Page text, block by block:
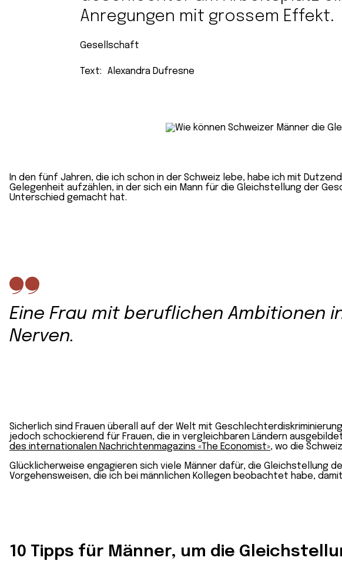
Anregungen mit grossem Effekt.
Gesellschaft
Text: Alexandra Dufresne
In den fünf Jahren, die ich schon in der Schweiz lebe, habe ich mit
Gelegenheit aufzählen, in der sich ein Mann für die Gleichstellung der
Unterschied gemacht hat.
Eine Frau mit beruflichen Ambitionen
Nerven.
Sicherlich sind Frauen überall auf der Welt mit
jedoch schockierend für Frauen, die in vergleichbaren Ländern
des internationalen Nachrichtenmagazins «The Economist», wo die
Glücklicherweise engagieren sich viele Männer dafür, die Gleichstellung
Vorgehensweisen, die ich bei männlichen Kollegen beobachtet habe, damit
10 Tipps für Männer, um die